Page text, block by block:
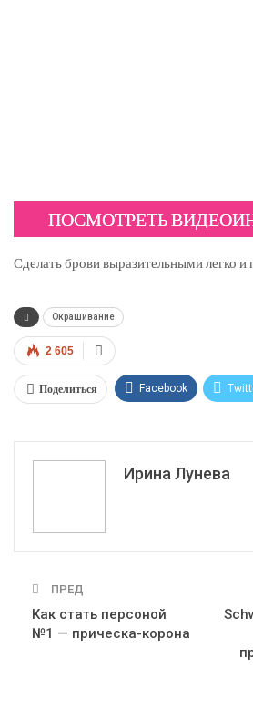
ПОСМОТРЕТЬ
Сделать брови выразительными легко и
Окрашивание
2 605
Поделиться Facebook
Эл. адрес
Ирина Лунева
ПРЕД
Как стать персоной
№1 — прическа-корона